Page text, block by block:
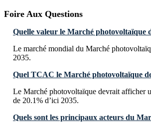
Foire Aux Questions
Quelle valeur le Marché photovoltaïque
Le marché mondial du Marché
2035.
Quel TCAC le Marché photovoltaïque
Le Marché photovoltaïque devrait afficher
de 20.1% d’ici 2035.
Quels sont les principaux acteurs du